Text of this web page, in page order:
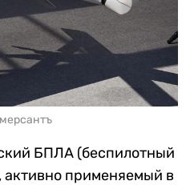
БПЛА (беспилотный
активно применяемый в